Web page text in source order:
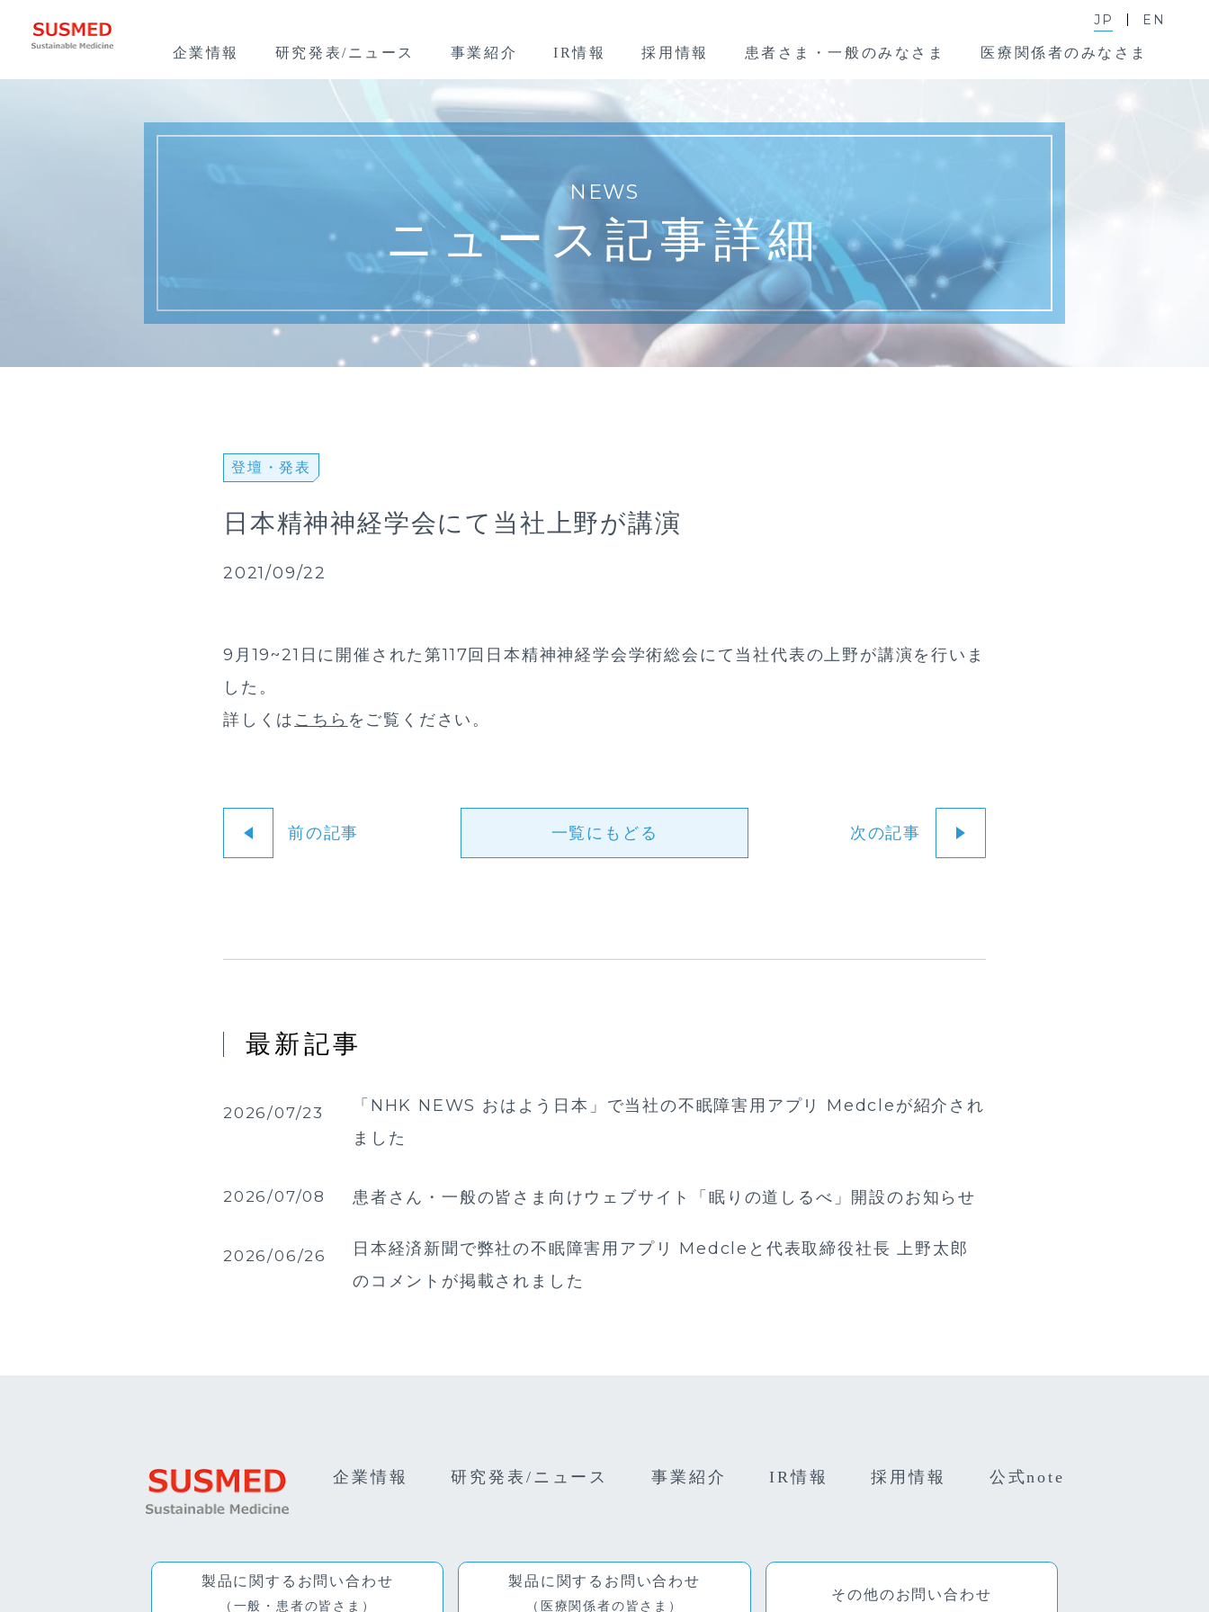
JP EN
企業情報 研究発表/ニュース 事業紹介 IR情報 採用情報 患者さま・一般のみなさま 医療関係者のみなさま
NEWS
ニュース記事詳細
登壇・発表
日本精神神経学会にて当社上野が講演
2021/09/22
9月19~21日に開催された第117回日本精神神経学会学術総会にて当社代表の上野が講演を行いま
した。
詳しくは こちら をご覧ください。
前の記事 一覧にもどる 次の記事
最新記事
2026/07/23
「NHK NEWS おはよう日本」で当社の不眠障害用アプリ Medcleが紹介され
ました
2026/07/08 患者さん・一般の皆さま向けウェブサイト「眠りの道しるべ」開設のお知らせ
2026/06/26
日本経済新聞で弊社の不眠障害用アプリ Medcleと代表取締役社長 上野太郎
のコメントが掲載されました
企業情報 研究発表/ニュース 事業紹介 IR情報 採用情報 公式note
製品に関するお問い合わせ
（一般・患者の皆さま）
製品に関するお問い合わせ
（医療関係者の皆さま）
その他のお問い合わせ